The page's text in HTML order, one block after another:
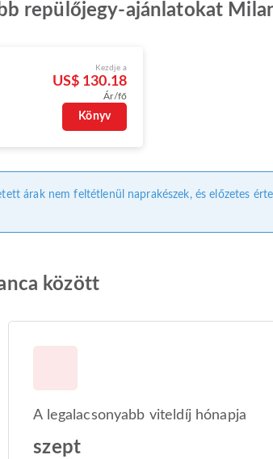
repülőjegy-ajánlatokat
Kezdje a
US$ 130.18
Ár/fő
Könyv
árak nem feltétlenül naprakészek, és előzetes
között
A legalacsonyabb viteldíj hónapja
szept